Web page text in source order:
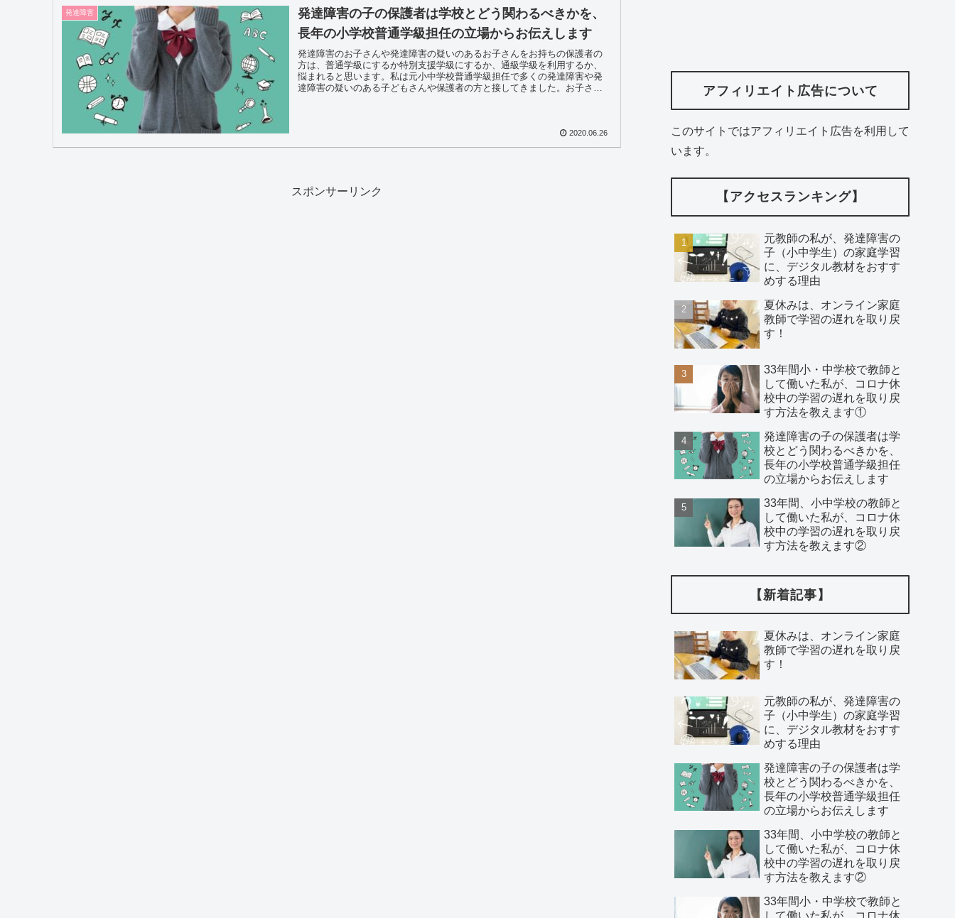
発達障害
発達障害の子の保護者は学校とどう関わるべきかを、
長年の小学校普通学級担任の立場からお伝えします
発達障害のお子さんや発達障害の疑いのあるお子さんをお持ちの保護者の
方は、普通学級にするか特別支援学級にするか、通級学級を利用するか、
悩まれると思います。私は元小中学校普通学級担任で多くの発達障害や発
達障害の疑いのある子どもさんや保護者の方と接してきました。お子さん
2020.06.26
スポンサーリンク
アフィリエイト広告について
このサイトではアフィリエイト広告を利用して
います。
【アクセスランキング】
元教師の私が、発達障害の
子（小中学生）の家庭学習
に、デジタル教材をおすす
めする理由
夏休みは、オンライン家庭
教師で学習の遅れを取り戻
す！
33年間小・中学校で教師と
して働いた私が、コロナ休
校中の学習の遅れを取り戻
す方法を教えます①
発達障害の子の保護者は学
校とどう関わるべきかを、
長年の小学校普通学級担任
の立場からお伝えします
33年間、小中学校の教師と
して働いた私が、コロナ休
校中の学習の遅れを取り戻
す方法を教えます②
【新着記事】
夏休みは、オンライン家庭
教師で学習の遅れを取り戻
す！
元教師の私が、発達障害の
子（小中学生）の家庭学習
に、デジタル教材をおすす
めする理由
発達障害の子の保護者は学
校とどう関わるべきかを、
長年の小学校普通学級担任
の立場からお伝えします
33年間、小中学校の教師と
して働いた私が、コロナ休
校中の学習の遅れを取り戻
す方法を教えます②
33年間小・中学校で教師と
して働いた私が、コロナ休